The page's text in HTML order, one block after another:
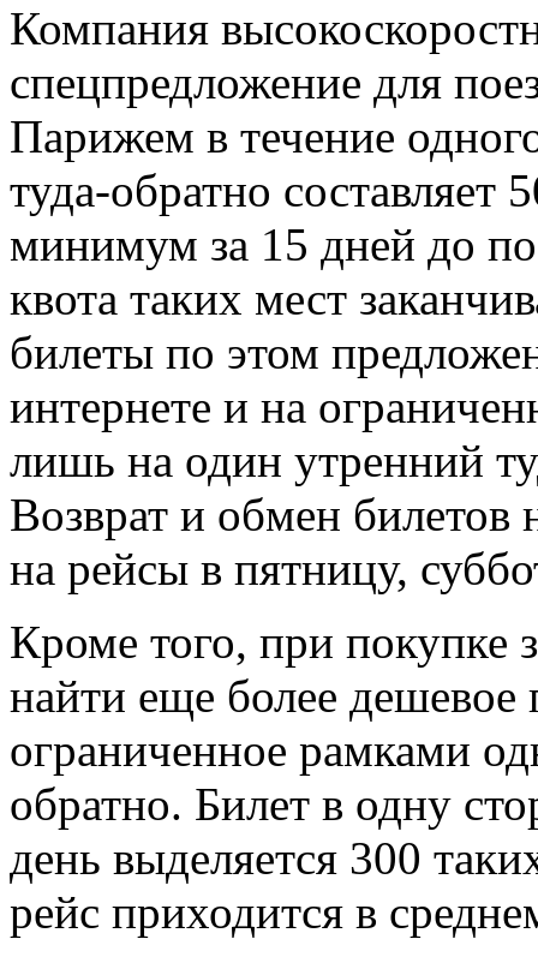
Компания
спецпредложение для
Парижем в течение
туда-обратно
минимум за 15 дней до
квота таких мест
билеты по этом
интернете и на
лишь на один утренний
Возврат и обмен
на рейсы в пятницу,
Кроме того, при покупке
найти еще более
ограниченное рамками
обратно. Билет в одну
день выделяется 300
рейс приходится в